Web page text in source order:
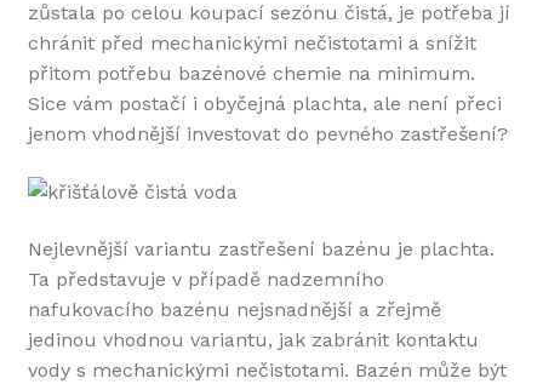
zůstala po celou koupací sezónu čistá, je potřeba jí
chránit před mechanickými nečistotami a snížit
přitom potřebu bazénové chemie na minimum.
Sice vám postačí i obyčejná plachta, ale není přeci
jenom vhodnější investovat do pevného zastřešení?
Nejlevnější variantu zastřešení bazénu je plachta.
Ta představuje v případě nadzemního
nafukovacího bazénu nejsnadnější a zřejmě
jedinou vhodnou variantu, jak zabránit kontaktu
vody s mechanickými nečistotami. Bazén může být